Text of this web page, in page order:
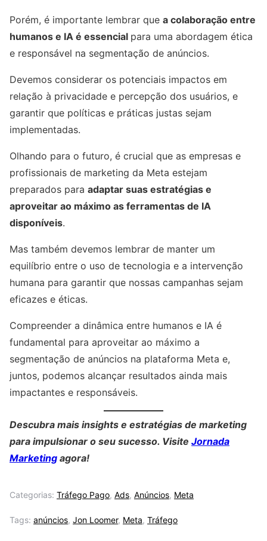
Porém, é importante lembrar que a colaboração entre
humanos e IA é essencial para uma abordagem ética
e responsável na segmentação de anúncios.
Devemos considerar os potenciais impactos em
relação à privacidade e percepção dos usuários, e
garantir que políticas e práticas justas sejam
implementadas.
Olhando para o futuro, é crucial que as empresas e
profissionais de marketing da Meta estejam
preparados para adaptar suas estratégias e
aproveitar ao máximo as ferramentas de IA
disponíveis.
Mas também devemos lembrar de manter um
equilíbrio entre o uso de tecnologia e a intervenção
humana para garantir que nossas campanhas sejam
eficazes e éticas.
Compreender a dinâmica entre humanos e IA é
fundamental para aproveitar ao máximo a
segmentação de anúncios na plataforma Meta e,
juntos, podemos alcançar resultados ainda mais
impactantes e responsáveis.
Descubra mais insights e estratégias de marketing
para impulsionar o seu sucesso. Visite Jornada
Marketing agora!
Categorias: Tráfego Pago, Ads, Anúncios, Meta
Tags: anúncios, Jon Loomer, Meta, Tráfego